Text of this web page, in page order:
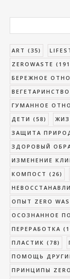
ART (35)
ZEROWASTE
БЕРЕЖНОЕ
ВЕГЕТАРИНСТВО
ГУМАННОЕ
ДЕТИ (58)
ЗАЩИТА
ЗДОРОВЫЙ
ИЗМЕНЕНИЕ
КОМПОСТ (26)
ОПЫТ ZERO
ОСОЗНАННОЕ
ПЕРЕРАБОТКА
ПЛАСТИК (78)
ПОМОЩЬ
ПРИНЦИПЫ ZERO